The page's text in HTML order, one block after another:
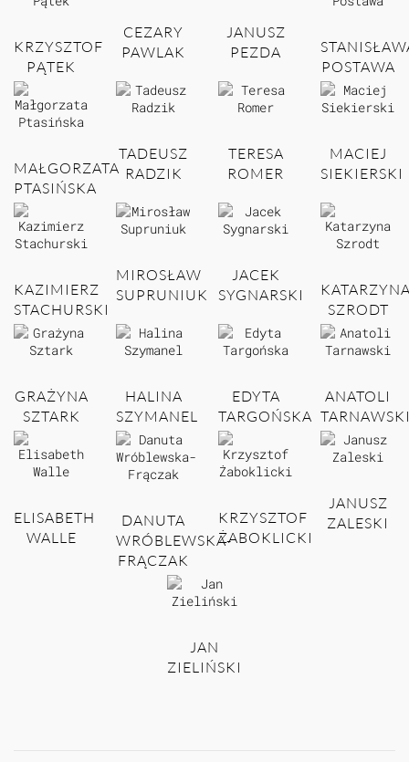
KRZYSZTOF
PĄTEK
CEZARY
PAWLAK
JANUSZ
PEZDA
POSTAWA
MAŁGORZATA
PTASIŃSKA
TADEUSZ
RADZIK
TERESA
ROMER
MACIEJ
SIEKIERSKI
KAZIMIERZ
STACHURSKI
MIROSŁAW
SUPRUNIUK
JACEK
SYGNARSKI
SZRODT
GRAŻYNA
SZTARK
HALINA
SZYMANEL
EDYTA
TARGOŃSKA
ANATOLI
ELISABETH
WALLE
DANUTA
WRÓBLEWSKA-
FRĄCZAK
KRZYSZTOF
ŻABOKLICKI
JANUSZ
ZALESKI
JAN
ZIELIŃSKI